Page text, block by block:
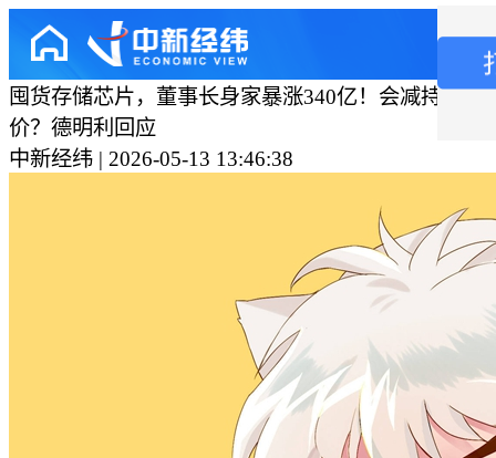
囤货存储芯片，董事长身家暴涨340亿！会减持吗？
价？德明利回应
中新经纬 | 2026-05-13 13:46:38